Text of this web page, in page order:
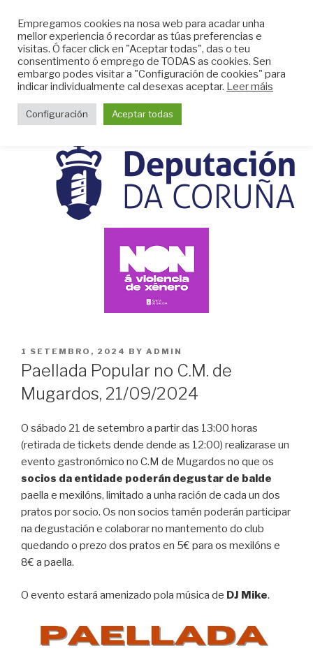
content
CLUB DO MAR DE
MUGARDOS
Web do Club do Mar de Mugardos
POSTED
ON
1 SETEMBRO, 2024 BY ADMIN
Paellada Popular no C.M. de
Mugardos, 21/09/2024
O sábado 21 de setembro a partir das 13:00 horas
(retirada de tickets dende dende as 12:00) realizarase un
evento gastronómico no C.M de Mugardos no que os
socios da entidade poderán degustar de balde
paella e mexilóns, limitado a unha ración de cada un dos
pratos por socio. Os non socios tamén poderán participar
na degustación e colaborar no mantemento do club
quedando o prezo dos pratos en 5€ para os mexilóns e
8€ a paella.
O evento estará amenizado pola música de DJ Mike.
Empregamos cookies na nosa web para acadar unha
mellor experiencia ó recordar as túas preferencias e
visitas. Ó facer click en "Aceptar todas", das o teu
consentimento ó emprego de TODAS as cookies. Sen
embargo podes visitar a "Configuración de cookies" para
indicar individualmente cal desexas aceptar. Leer máis
Configuración Aceptar todas